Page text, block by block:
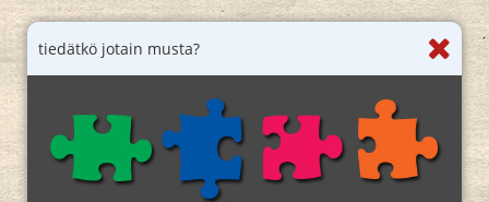
tiedätkö jotain musta?